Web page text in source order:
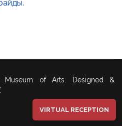
of Arts. Designed &
VIRTUAL RECEPTION